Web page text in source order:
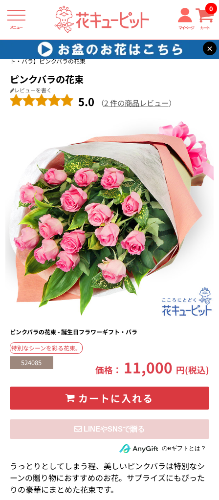
メニュー マイページ カート
0
×
花キューピット 誕生日フラワーギフト・バラ
【誕生日フラワーギフ
ト・バラ】ピンクバラの花束
ピンクバラの花束
レビューを書く
5.0 （2 件の商品レビュー）
ピンクバラの花束 - 誕生日フラワーギフト・バラ
特別なシーンを彩る花束。
524085
価格： 11,000 円(税込)
カートに入れる
住所を知らない相手にeギフトで贈るのeギフトとは？
うっとりとしてしまう程、美しいピンクバラは特別なシ
ーンの贈り物におすすめのお花。サプライズにもぴった
りの豪華にまとめた花束です。